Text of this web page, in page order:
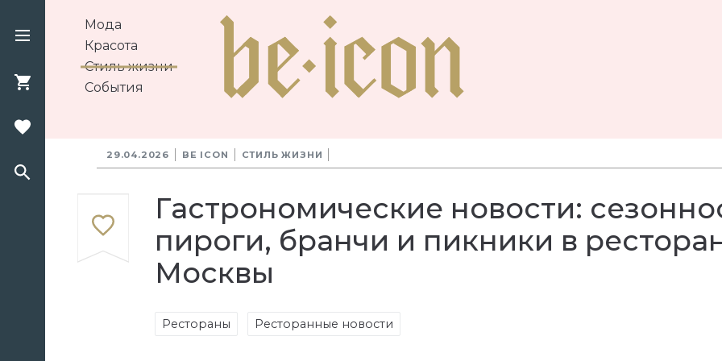
Мода
Красота
Стиль жизни
События
29.04.2026 BE ICON СТИЛЬ ЖИЗНИ
Гастрономические новости:
пироги, бранчи и пикники в
Москвы
Рестораны Ресторанные новости